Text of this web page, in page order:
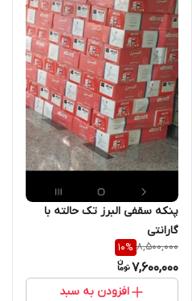
پنکه سقفی البرز تک حالته با
گارانتی
8,500,000
10%
7,600,000
افزودن به سبد